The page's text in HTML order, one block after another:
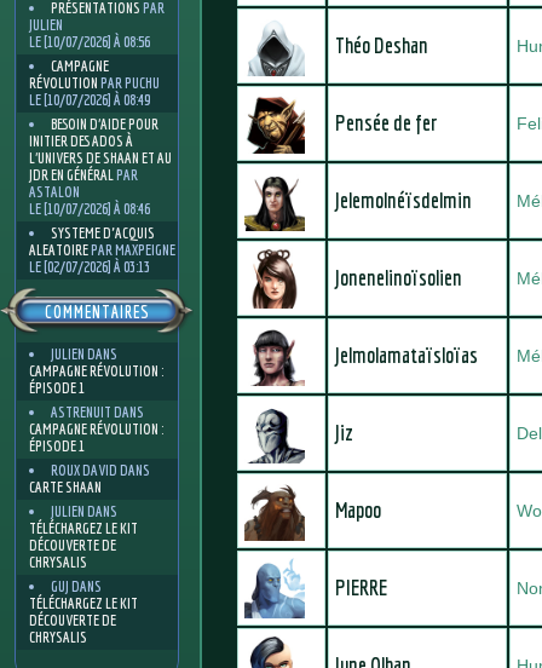
PRÉSENTATIONS PAR
JULIEN
LE [10/07/2026] À 08:56
CAMPAGNE
RÉVOLUTION PAR PUCHU
LE [10/07/2026] À 08:49
BESOIN D’AIDE POUR
INITIER DES ADOS À
L’UNIVERS DE SHAAN ET AU
JDR EN GÉNÉRALPAR
ASTALON
LE [10/07/2026] À 08:46
SYSTEME D'ACQUIS
ALEATOIREPAR MAXPEIGNE
LE [02/07/2026] À 03:13
COMMENTAIRES
JULIEN DANS
CAMPAGNE RÉVOLUTION :
ÉPISODE 1
ASTRENUIT DANS
CAMPAGNE RÉVOLUTION :
ÉPISODE 1
ROUX DAVID DANS
CARTE SHAAN
JULIEN DANS
TÉLÉCHARGEZ LE KIT
DÉCOUVERTE DE
CHRYSALIS
GUJ DANS
TÉLÉCHARGEZ LE KIT
DÉCOUVERTE DE
CHRYSALIS
Théo Deshan
Pensée de fer
Jelemolnéïsdelmin
Jonenelinoïsolien
Jelmolamataïsloïas
Jiz
Mapoo
PIERRE